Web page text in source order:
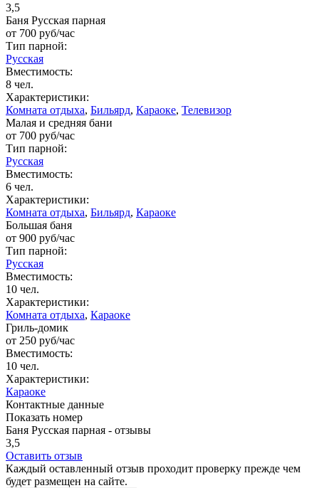
3,5
Баня Русская парная
от 700 руб/час
Тип парной:
Русская
Вместимость:
8 чел.
Характеристики:
Комната отдыха, Бильярд, Караоке, Телевизор
Малая и средняя бани
от 700 руб/час
Тип парной:
Русская
Вместимость:
6 чел.
Характеристики:
Комната отдыха, Бильярд, Караоке
Большая баня
от 900 руб/час
Тип парной:
Русская
Вместимость:
10 чел.
Характеристики:
Комната отдыха, Караоке
Гриль-домик
от 250 руб/час
Вместимость:
10 чел.
Характеристики:
Караоке
Контактные данные
Показать номер
Баня Русская парная - отзывы
3,5
Оставить отзыв
Каждый оставленный отзыв проходит проверку прежде чем
будет размещен на сайте.